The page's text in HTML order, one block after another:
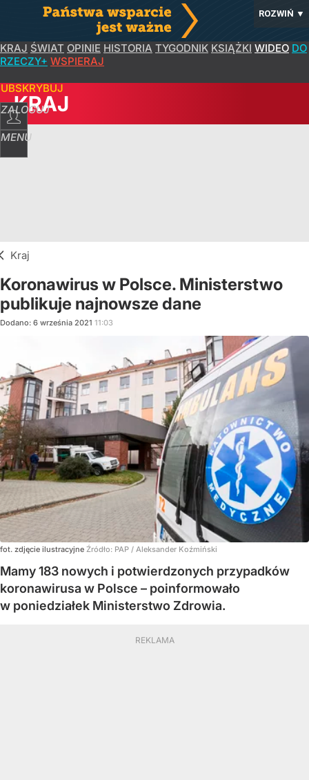
ROZWIŃ ▼
KRAJ ŚWIAT OPINIE HISTORIA TYGODNIK KSIĄŻKI WIDEO DO
RZECZY+ WSPIERAJ
ZALOGUJ
MENU
KRAJ
Kraj
Koronawirus w Polsce. Ministerstwo
publikuje najnowsze dane
Dodano: 6 września 2021 11:03
fot. zdjęcie ilustracyjne Źródło: PAP / Aleksander Koźmiński
Mamy 183 nowych i potwierdzonych przypadków
koronawirusa w Polsce – poinformowało
w poniedziałek Ministerstwo Zdrowia.